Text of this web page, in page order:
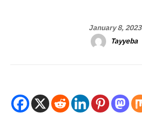
January 8, 2023
Tayyeba